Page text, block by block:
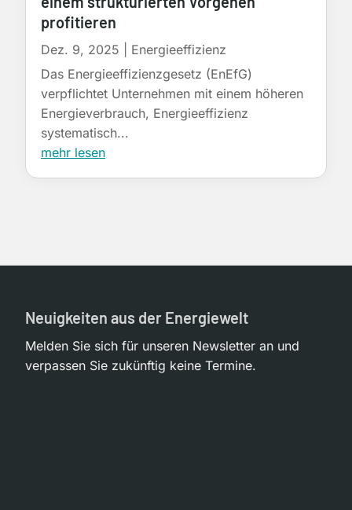
profitieren
Dez. 9, 2025
Energieeffizienz
Das Energieeffizienzgesetz (EnEfG)
verpflichtet Unternehmen mit einem höheren
Energieverbrauch, Energieeffizienz
systematisch...
mehr lesen
Neuigkeiten aus der Energiewelt
Melden Sie sich für unseren Newsletter an und
verpassen Sie zukünftig keine Termine.